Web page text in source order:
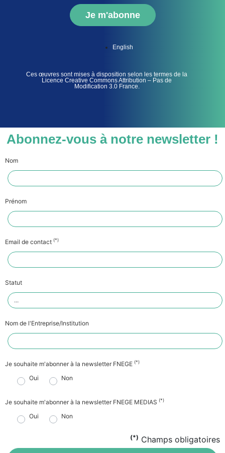
Je m'abonne
English
Ces œuvres sont mises à disposition selon les termes de la
Licence Creative Commons Attribution – Pas de
Modification 3.0 France.
Abonnez-vous à notre newsletter !
Nom
Prénom
Email de contact (*)
Statut
Nom de l'Entreprise/Institution
Je souhaite m'abonner à la newsletter FNEGE (*)
Oui Non
Je souhaite m'abonner à la newsletter FNEGE MEDIAS (*)
Oui Non
(*) Champs obligatoires